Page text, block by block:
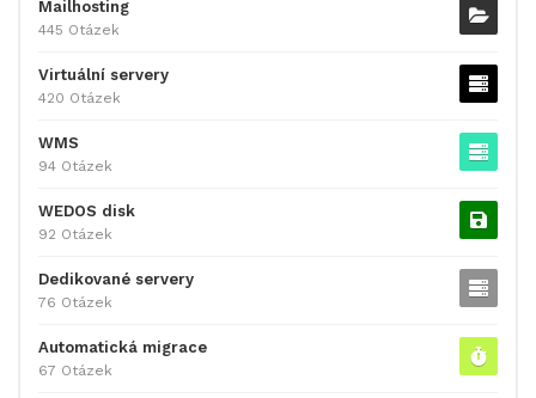
Mailhosting
445 Otázek
Virtuální servery
420 Otázek
WMS
94 Otázek
WEDOS disk
92 Otázek
Dedikované servery
76 Otázek
Automatická migrace
67 Otázek